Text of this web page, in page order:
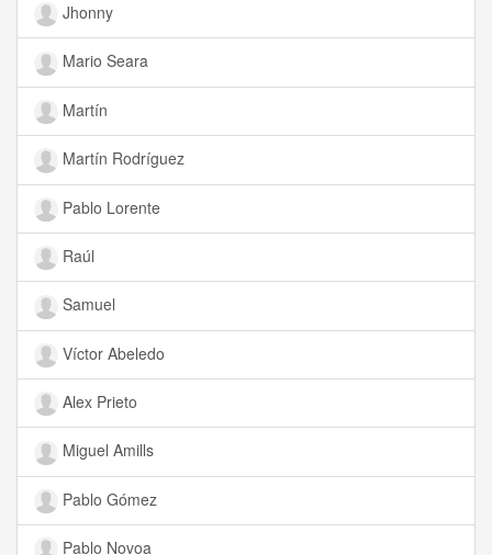
Jhonny
Mario Seara
Martín
Martín Rodríguez
Pablo Lorente
Raúl
Samuel
Víctor Abeledo
Alex Prieto
Miguel Amills
Pablo Gómez
Pablo Novoa